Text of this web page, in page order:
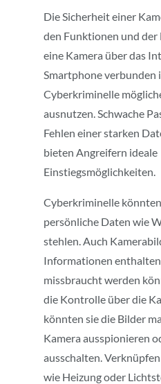
Die Sicherheit einer
den Funktionen und der
eine Kamera über das
Smartphone verbunden
Cyberkriminelle
ausnutzen. Schwache
Fehlen einer starken
bieten Angreifern ideale
Einstiegsmöglichkeiten.
Cyberkriminelle
persönliche Daten wie
stehlen. Auch
Informationen
missbraucht werden
die Kontrolle über die
könnten sie die Bilder
Kamera ausspionieren
ausschalten.
wie Heizung oder